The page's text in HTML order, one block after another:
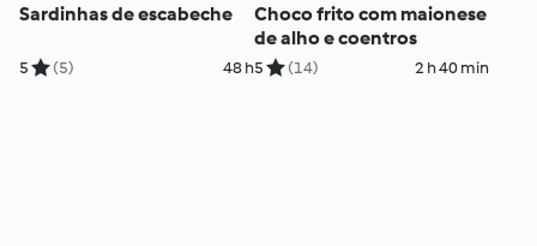
Sardinhas de escabeche
5 (5) 48 h
Choco frito com maionese
de alho e coentros
5 (14) 2 h 40 min